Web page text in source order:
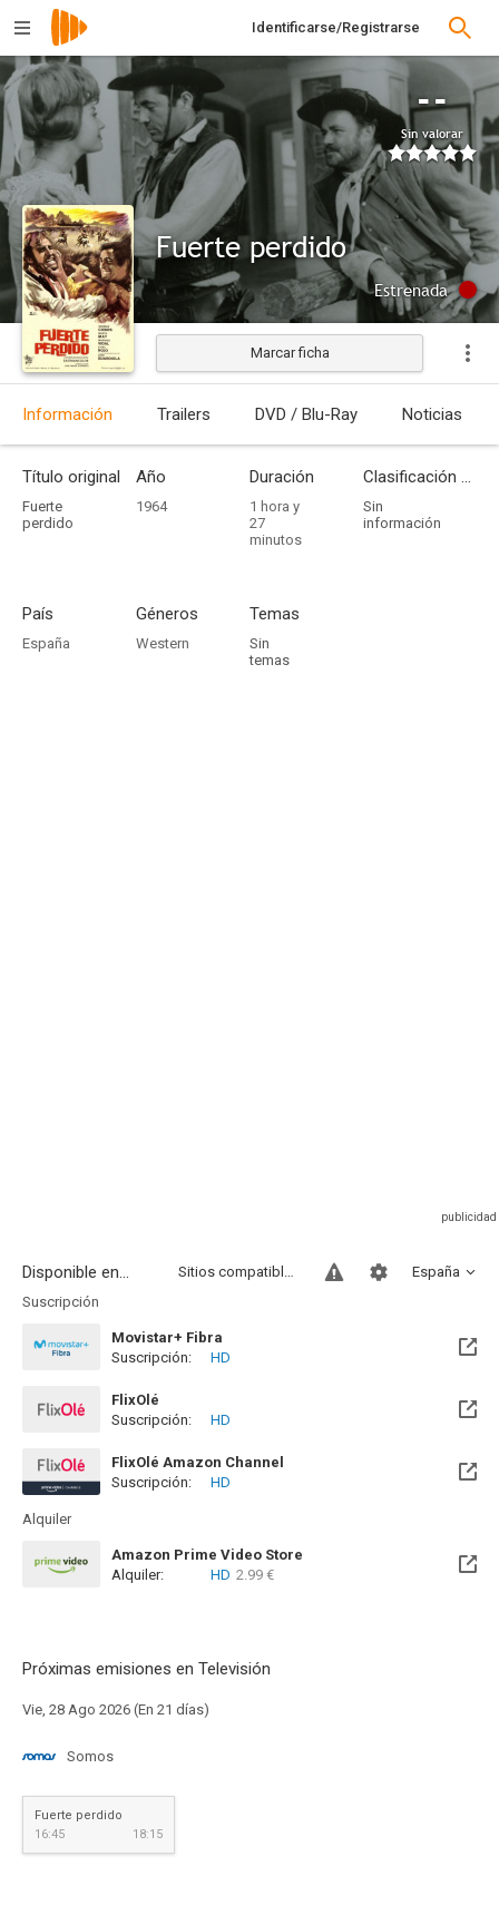
Identificarse/Registrarse
--
Sin valorar
Fuerte perdido
Estrenada
Marcar ficha
Información Trailers DVD / Blu-Ray Noticias
Título original
Fuerte
perdido
Año
1964
Duración
1 hora y
27
minutos
Clasificación por edades
Sin
información
País
España
Géneros
Western
Temas
Sin
temas
Disponible en... España
Sitios compatibles
Suscripción
Movistar+ Fibra
Disponible hasta el Vie, 01 Ene 2100 (Quedan 73 años)
Suscripción: HD
FlixOlé
Suscripción:
HD
FlixOlé Amazon Channel
Suscripción:
HD
Alquiler
Amazon Prime Video Store
Alquiler:
HD 2.99 €
Próximas emisiones en Televisión
Vie, 28 Ago 2026 (En 21 días)
Somos
Fuerte perdido
16:45
18:15